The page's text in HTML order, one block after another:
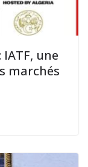
une
marchés